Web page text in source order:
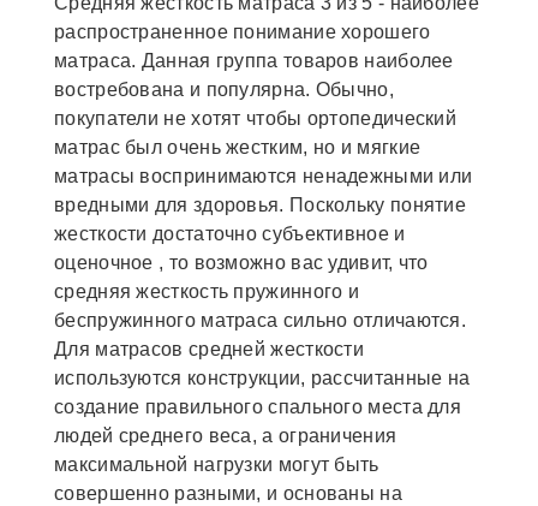
распространенное понимание хорошего
матраса. Данная группа товаров наиболее
востребована и популярна. Обычно,
покупатели не хотят чтобы ортопедический
матрас был очень жестким, но и мягкие
матрасы воспринимаются ненадежными или
вредными для здоровья. Поскольку понятие
жесткости достаточно субъективное и
оценочное , то возможно вас удивит, что
средняя жесткость пружинного и
беспружинного матраса сильно отличаются.
Для матрасов средней жесткости
используются конструкции, рассчитанные на
создание правильного спального места для
людей среднего веса, а ограничения
максимальной нагрузки могут быть
совершенно разными, и основаны на